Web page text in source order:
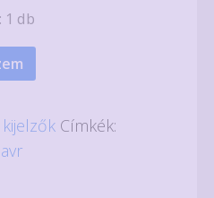
1 db
kijelzők Címkék:
avr